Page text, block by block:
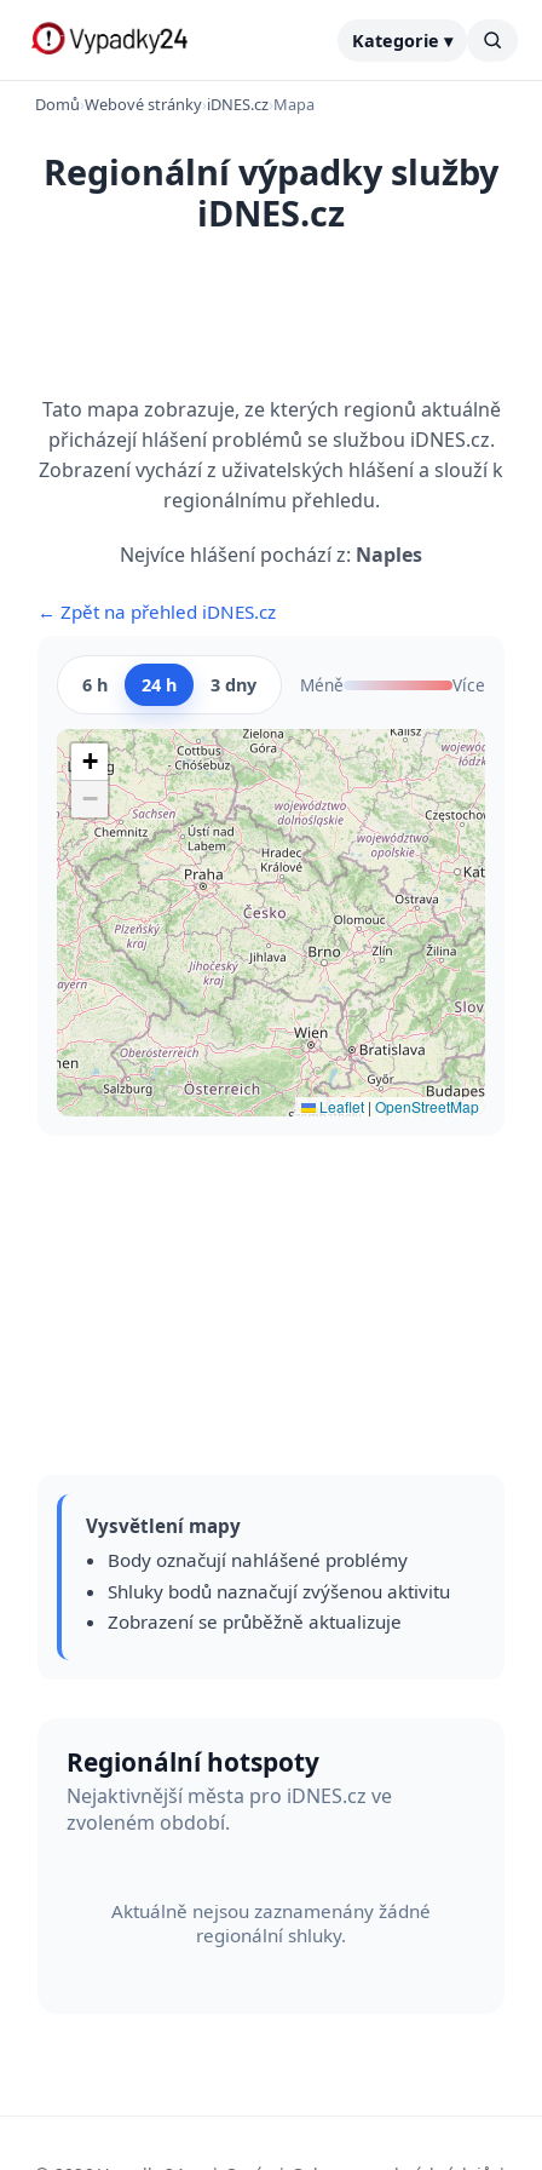
Kategorie ▾
Domů›Webové stránky›iDNES.cz›Mapa
Regionální výpadky služby
iDNES.cz
Tato mapa zobrazuje, ze kterých regionů aktuálně
přicházejí hlášení problémů se službou iDNES.cz.
Zobrazení vychází z uživatelských hlášení a slouží k
regionálnímu přehledu.
Nejvíce hlášení pochází z: Naples
← Zpět na přehled iDNES.cz
6 h 24 h 3 dny Méně Více
+
−
Leaflet | OpenStreetMap
Vysvětlení mapy
Body označují nahlášené problémy
Shluky bodů naznačují zvýšenou aktivitu
Zobrazení se průběžně aktualizuje
Regionální hotspoty
Nejaktivnější města pro iDNES.cz ve
zvoleném období.
Aktuálně nejsou zaznamenány žádné
regionální shluky.